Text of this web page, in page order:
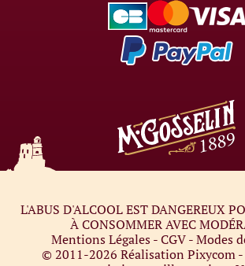
L'ABUS D'ALCOOL EST DANGEREUX
À CONSOMMER AVEC
Mentions Légales-CGV-Modes
© 2011-2026 Réalisation Pixycom-